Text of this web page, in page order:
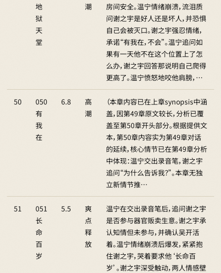
地
狱
天
堂
潮
房间安全。温宁情绪崩溃，流泪质
问谢之宇是好人还是坏人，并恐惧
自己会被灭口。谢之宇强忍情绪，
承诺“有我在，不会”。温宁追问如
果有一天他不在这个位置上了怎
么办，谢之宇回答那说明自己爬得
更高了。温宁愤怒地咬他肩膀，…
50
050
有
我
在
6.8
高
潮
（本章内容已在上章synopsis中涵
盖，因第49章原文较长，分析已覆
盖至第50章开头部分。根据提供文
本，第50章内容实为第49章对话
的延续，核心情节已在第49章分析
中体现：温宁交出录音笔，谢之宇
追问“为什么告诉我？”。本章无独
立新情节推…
51
051
长
命
百
岁
5.5
爽
点
释
放
温宁在交出录音笔后，追问谢之宇
是否参与器官贩卖生意。谢之宇承
认知情但未参与，并确认吴开活
着。温宁情绪崩溃后爆发，紧紧抱
住谢之宇，哭着要求他‘长命百
岁’。谢之宇深受触动，两人情感壁